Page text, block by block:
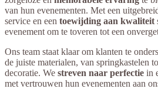
van hun evenementen. Met een
service en een toewijding aan kwaliteit
evenement om te toveren tot een
Ons team staat klaar om klanten te
de juiste materialen, van springkastelen
decoratie. We streven naar perfectie in
met vertrouwen hun evenementen aan